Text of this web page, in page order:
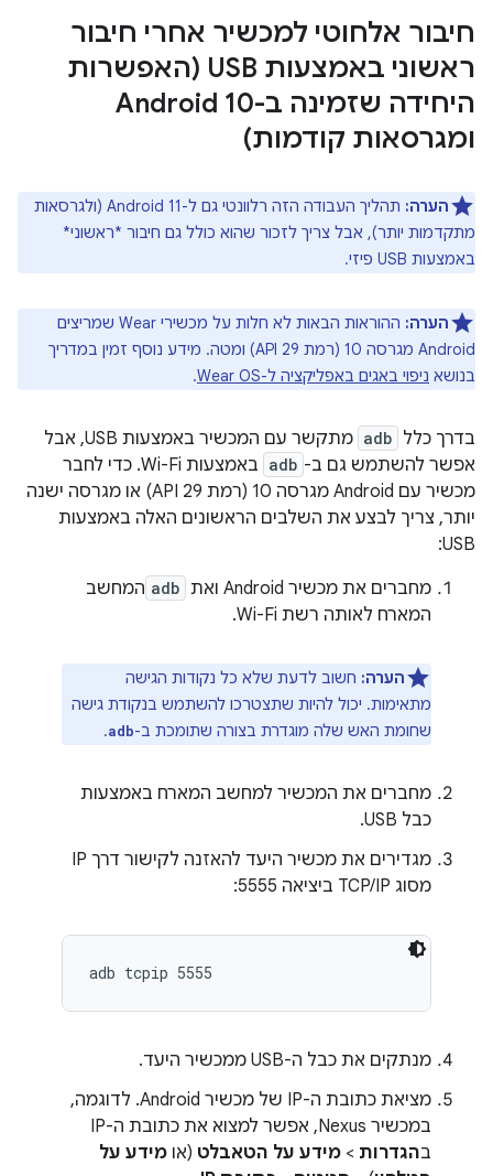
חיבור אלחוטי למכשיר אחרי חיבור
ראשוני באמצעות USB (האפשרות
היחידה שזמינה ב-Android 10
ומגרסאות קודמות)
הערה:
תהליך העבודה הזה רלוונטי גם ל-Android 11 (ולגרסאות
מתקדמות יותר), אבל צריך לזכור שהוא כולל גם חיבור *ראשוני*
באמצעות USB פיזי.
הערה:
ההוראות הבאות לא חלות על מכשירי Wear שמריצים
Android מגרסה 10 (רמת API 29) ומטה. מידע נוסף זמין במדריך
בנושא ניפוי באגים באפליקציה ל-Wear OS .
בדרך כלל adb
מתקשר עם המכשיר באמצעות USB, אבל
אפשר להשתמש גם ב- adb
באמצעות Wi-Fi. כדי לחבר
מכשיר עם Android מגרסה 10 (רמת API 29) או מגרסה ישנה
יותר, צריך לבצע את השלבים הראשונים האלה באמצעות
USB:
מחברים את מכשיר Android ואת
adb המחשב
המארח לאותה רשת Wi-Fi.
הערה: חשוב לדעת שלא כל נקודות הגישה
מתאימות. יכול להיות שתצטרכו להשתמש בנקודת גישה
שחומת האש שלה מוגדרת בצורה שתומכת ב-adb
.
מחברים את המכשיר למחשב המארח באמצעות
כבל USB.
מגדירים את מכשיר היעד להאזנה לקישור דרך IP
מסוג TCP/IP ביציאה 5555:
מנתקים את כבל ה-USB ממכשיר היעד.
מציאת כתובת ה-IP של מכשיר Android. לדוגמה,
במכשיר Nexus, אפשר למצוא את כתובת ה-IP
בהגדרות > מידע על הטאבלט (או מידע על